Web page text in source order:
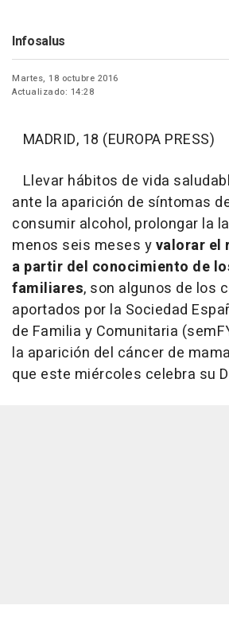
Infosalus
Martes, 18 octubre 2016
Actualizado: 14:28
MADRID, 18 (EUROPA PRESS)
Llevar hábitos de vida
ante la aparición de síntomas
consumir alcohol, prolongar la
menos seis meses yvalorar el
a partir del conocimiento de
familiares, son algunos de los
aportados por la Sociedad
de Familia y Comunitaria
la aparición del cáncer de
que este miércoles celebra su